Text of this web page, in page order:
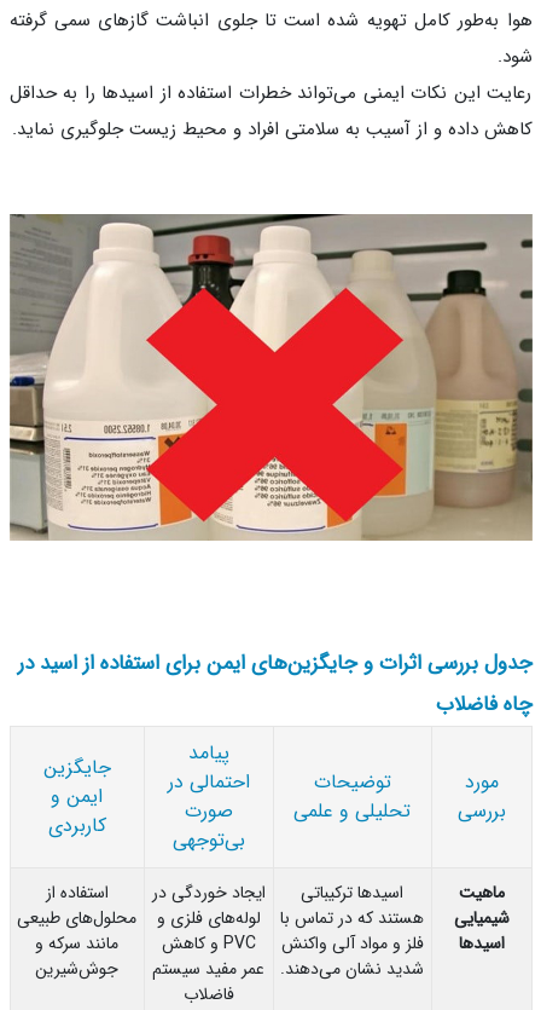
به‌طور کامل تهویه شده است تا جلوی انباشت گازهای سمی گرفته
این نکات ایمنی می‌تواند خطرات استفاده از اسیدها را به حداقل
داده و از آسیب به سلامتی افراد و محیط زیست جلوگیری نماید.
بررسی اثرات و جایگزین‌های ایمن برای استفاده از اسید در
فاضلاب
مورد
بررسی
توضیحات
تحلیلی و علمی
پیامد
احتمالی در
صورت
بی‌توجهی
جایگزین
ایمن و
کاربردی
ماهیت
شیمیایی
اسیدها
اسیدها ترکیباتی
هستند که در تماس با
فلز و مواد آلی واکنش
شدید نشان می‌دهند.
ایجاد خوردگی در
لوله‌های فلزی و
PVC و کاهش
عمر مفید سیستم
فاضلاب
استفاده از
محلول‌های طبیعی
مانند سرکه و
جوش‌شیرین